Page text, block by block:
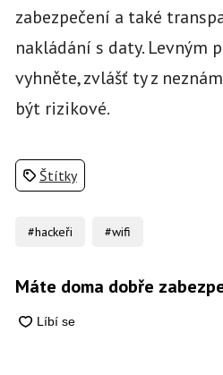
zabezpečení a také
nakládání s daty. Levným
vyhněte, zvlášť ty z
být rizikové.
Štítky
#hackeři #wifi
Máte doma dobře